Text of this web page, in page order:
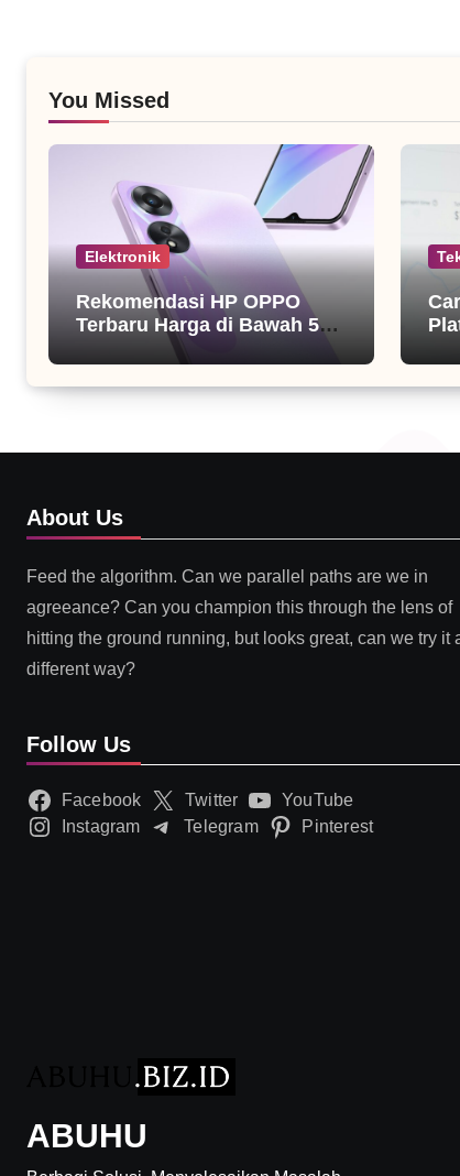
You Missed
Elektronik
Rekomendasi HP OPPO
Terbaru Harga di Bawah 5
About Us
Feed the algorithm. Can we parallel paths are we in
agreeance? Can you champion this through the lens of
hitting the ground running, but looks great, can we try it
different way?
Follow Us
Facebook Twitter
YouTube
Instagram
Telegram Pinterest
ABUHU